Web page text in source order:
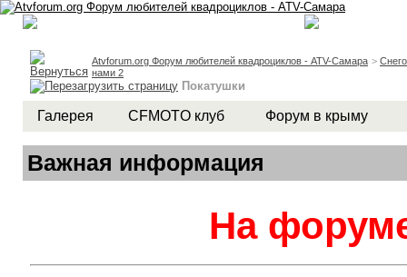
Atvforum.org Форум любителей квадроциклов - ATV-Самара >
нами 2
Покатушки
Галерея CFMOTO клуб Форум в крыму
Важная информация
На